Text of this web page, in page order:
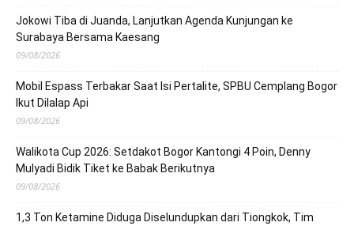
Jokowi Tiba di Juanda, Lanjutkan Agenda Kunjungan ke
Surabaya Bersama Kaesang
09/08/2026
Mobil Espass Terbakar Saat Isi Pertalite, SPBU Cemplang Bogor
Ikut Dilalap Api
09/08/2026
Walikota Cup 2026: Setdakot Bogor Kantongi 4 Poin, Denny
Mulyadi Bidik Tiket ke Babak Berikutnya
09/08/2026
1,3 Ton Ketamine Diduga Diselundupkan dari Tiongkok, Tim